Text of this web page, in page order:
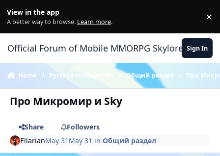
View in the app
A better way to browse. Learn more. ×
Official Forum of Mobile MMORPG Skylore Sign In
Home Русское сообщество Общий раздел Про
Про Микромир и Sky
Share
Followers
EllarianMay 31 May 31 in Общий раздел